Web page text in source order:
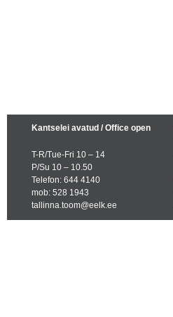
Kantselei avatud / Office open
T-R/Tue-Fri 10 – 14
P/Su 10 – 10.50
Telefon: 644 4140
mob: 528 1943
tallinna.toom@eelk.ee